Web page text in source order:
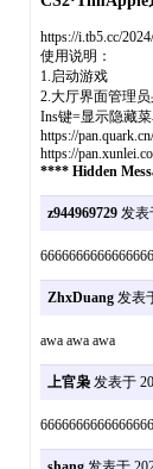
https://i.tb5.cc/
使用说明：
1.启动游戏
2.大厅界面管理
Ins键=显示隐藏
https://
https://
**** Hidden
z944969729发表
ZhxDuang发表
awa awa awa
上官枭发表于